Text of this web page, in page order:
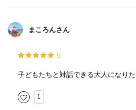
まころんさん
5
子どもたちと対話できる大人になりた
1